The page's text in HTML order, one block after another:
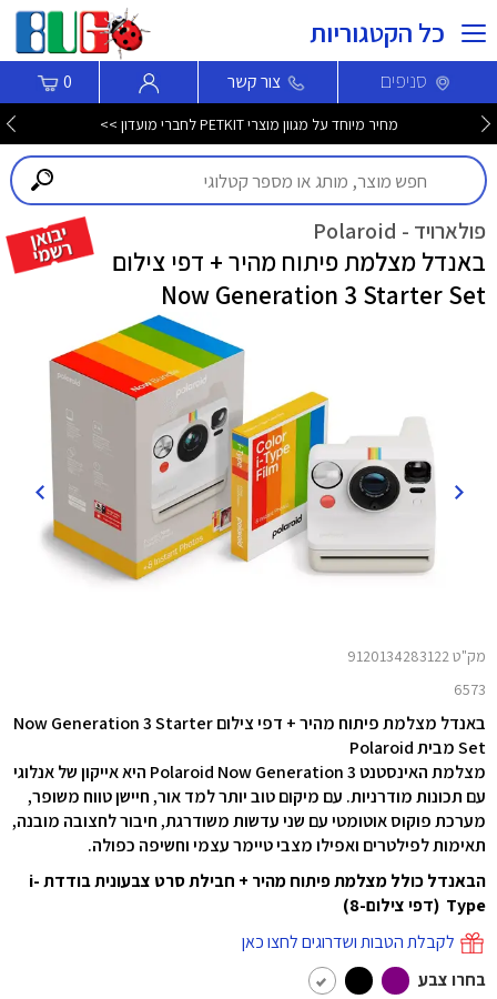
כל הקטגוריות
סניפים צור קשר 0
מחיר מיוחד על מגוון מוצרי PETKIT לחברי מועדון >>
פולארויד - Polaroid
באנדל מצלמת פיתוח מהיר + דפי צילום
Now Generation 3 Starter Set
מק"ט 9120134283122
6573
באנדל מצלמת פיתוח מהיר + דפי צילום Now Generation 3 Starter
Set מבית Polaroid
מצלמת האינסטנט Polaroid Now Generation 3 היא אייקון של אנלוגי
עם תכונות מודרניות. עם מיקום טוב יותר למד אור, חיישן טווח משופר,
מערכת פוקוס אוטומטי עם שני עדשות משודרגת, חיבור לחצובה מובנה,
תאימות לפילטרים ואפילו מצבי טיימר עצמי וחשיפה כפולה.
הבאנדל כולל מצלמת פיתוח מהיר + חבילת סרט צבעונית בודדת i-
Type (דפי צילום-8)
לקבלת הטבות ושדרוגים לחצו כאן
בחרו צבע